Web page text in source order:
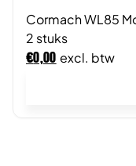
Cormach WL85
2 stuks
€0,00 excl. btw